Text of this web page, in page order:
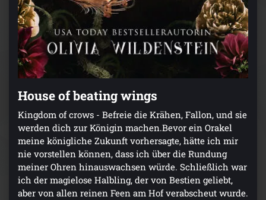
House of beating wings
Kingdom of crows - Befreie die Krähen, Fallon, und sie
werden dich zur Königin machen.Bevor ein Orakel
meine königliche Zukunft vorhersagte, hätte ich mir
nie vorstellen können, dass ich über die Rundung
meiner Ohren hinauswachsen würde. Schließlich war
ich der magielose Halbling, der von Bestien geliebt,
aber von allen reinen Feen am Hof verabscheut wurde.